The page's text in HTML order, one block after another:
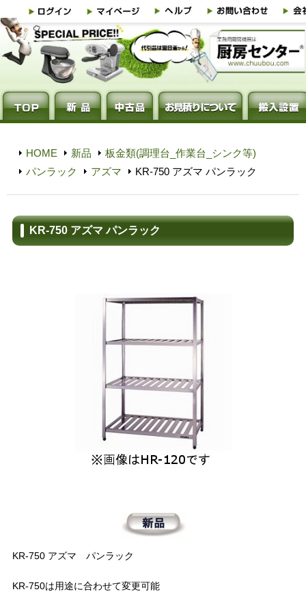
HOME 新品
板金類(調理台_作業台_シンク等)
パンラック
アズマ KR-750 アズマ パンラック
KR-750 アズマ パンラック
KR-750 アズマ パンラック
KR-750は用途に合わせて変更可能